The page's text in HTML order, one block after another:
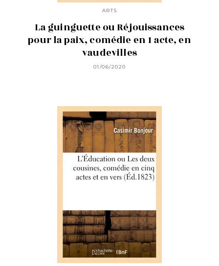
ARTS
La guinguette ou Réjouissances
pour la paix, comédie en 1 acte, en
vaudevilles
01/06/2020